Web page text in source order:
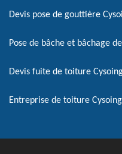
Devis pose de gouttière
Pose de bâche et bâchage
Devis fuite de toiture
Entreprise de toiture Cysoing